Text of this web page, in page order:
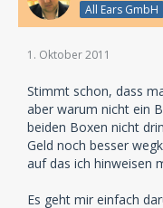
All Ears GmbH
1. Oktober 2011
Stimmt schon, dass
aber warum nicht ein
beiden Boxen nicht
Geld noch besser
auf das ich hinweisen
Es geht mir einfach